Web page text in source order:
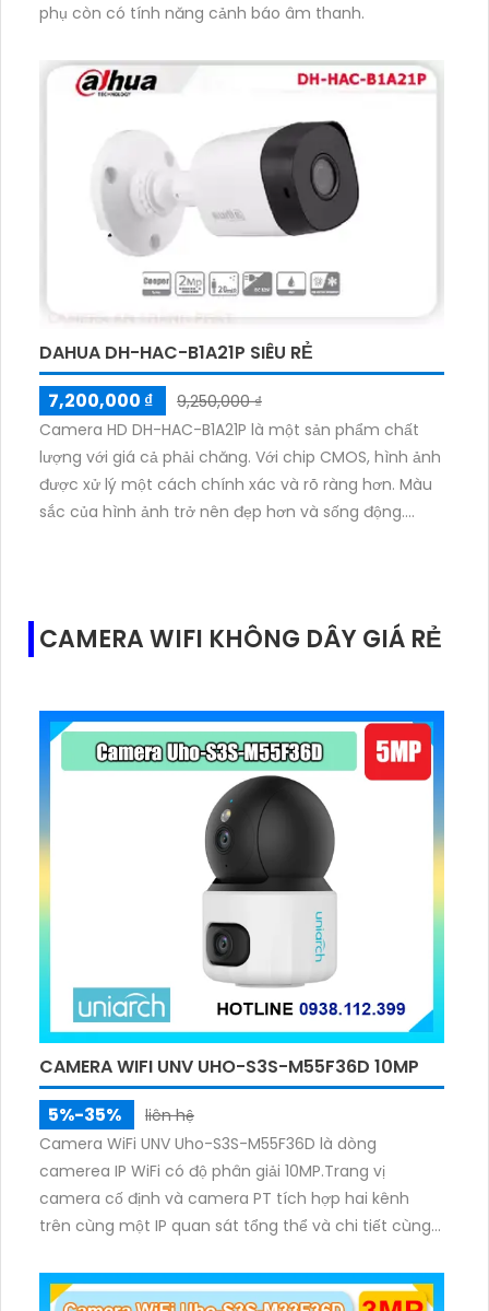
phụ còn có tính năng cảnh báo âm thanh.
DAHUA DH-HAC-B1A21P SIÊU RẺ
7,200,000 ₫
9,250,000 ₫
Camera HD DH-HAC-B1A21P là một sản phẩm chất
lượng với giá cả phải chăng. Với chip CMOS, hình ảnh
được xử lý một cách chính xác và rõ ràng hơn. Màu
sắc của hình ảnh trở nên đẹp hơn và sống động.
thiếu ánh sáng. Độ phân giải 2.0MP giúp cho hình ảnh
được giám sát sắc nét. Camera này tương thích và
doanh nghiệp của bạn.
CAMERA WIFI KHÔNG DÂY GIÁ RẺ
CAMERA WIFI UNV UHO-S3S-M55F36D 10MP
5%-35%
liên hệ
Camera WiFi UNV Uho-S3S-M55F36D là dòng
camerea IP WiFi có độ phân giải 10MP.Trang vị
camera cố định và camera PT tích hợp hai kênh
trên cùng một IP quan sát tổng thể và chi tiết cùng
ánh sáng. Kết hợp hồng ngoại và đèn ấm cho hình